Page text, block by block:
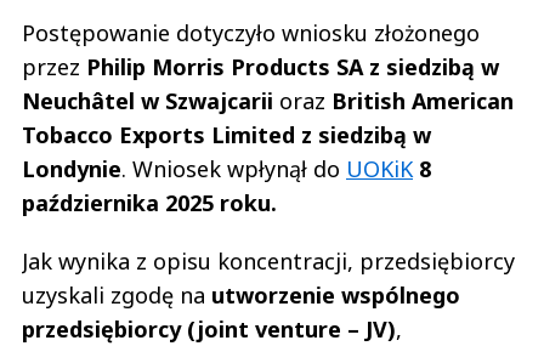
Postępowanie dotyczyło wniosku złożonego
przez Philip Morris Products SA z siedzibą w
Neuchâtel w Szwajcarii oraz British American
Tobacco Exports Limited z siedzibą w
Londynie. Wniosek wpłynął do UOKiK 8
października 2025 roku.
Jak wynika z opisu koncentracji, przedsiębiorcy
uzyskali zgodę na utworzenie wspólnego
przedsiębiorcy (joint venture – JV),